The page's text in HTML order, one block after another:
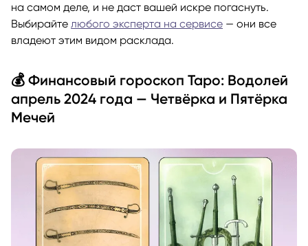
на самом деле, и не даст вашей искре погаснуть.
Выбирайте любого эксперта на сервисе — они все
владеют этим видом расклада.
💰 Финансовый гороскоп Таро: Водолей
апрель 2024 года — Четвёрка и Пятёрка
Мечей